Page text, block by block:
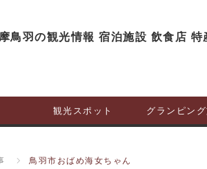
観光スポット グランピン
鳥羽市おばめ海女ちゃん